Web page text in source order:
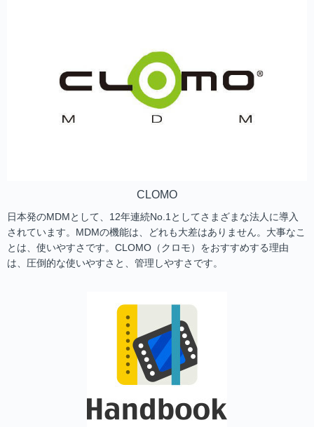
CLOMO
日本発のMDMとして、12年連続No.1としてさまざまな法人に導入
されています。MDMの機能は、どれも大差はありません。大事なこ
とは、使いやすさです。CLOMO（クロモ）をおすすめする理由
は、圧倒的な使いやすさと、管理しやすさです。